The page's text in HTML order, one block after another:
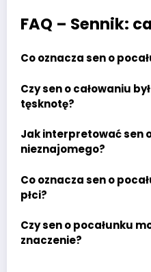
FAQ – Sennik:
Co oznacza sen o
Czy sen o całowaniu
tęsknotę?
Jak interpretować sen
nieznajomego?
Co oznacza sen o
płci?
Czy sen o pocałunku
znaczenie?